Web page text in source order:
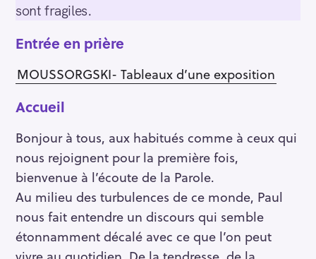
sont fragiles.
Entrée en prière
MOUSSORGSKI- Tableaux d’une exposition
Accueil
Bonjour à tous, aux habitués comme à ceux qui
nous rejoignent pour la première fois,
bienvenue à l’écoute de la Parole.
Au milieu des turbulences de ce monde, Paul
nous fait entendre un discours qui semble
étonnamment décalé avec ce que l’on peut